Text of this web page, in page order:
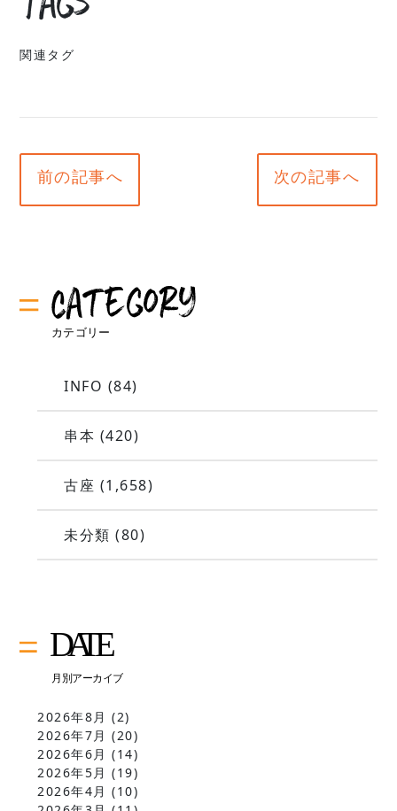
関連タグ
前の記事へ 次の記事へ
INFO (84)
串本 (420)
古座 (1,658)
未分類 (80)
2026年8月 (2)
2026年7月 (20)
2026年6月 (14)
2026年5月 (19)
2026年4月 (10)